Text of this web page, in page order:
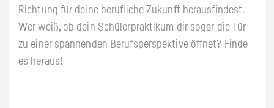
Richtung für deine berufliche Zukunft herausfindest.
Wer weiß, ob dein Schülerpraktikum dir sogar die Tür
zu einer spannenden Berufsperspektive öffnet? Finde
es heraus!